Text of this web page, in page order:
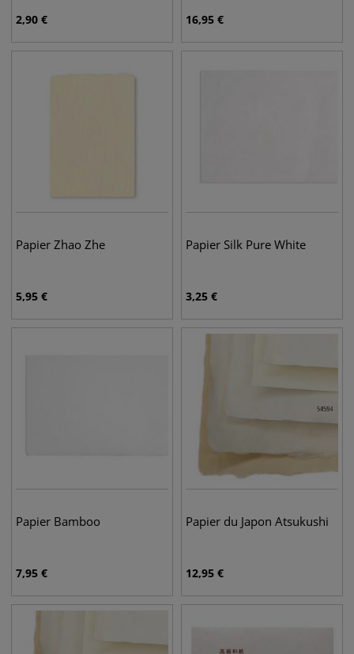
2,90 € 16,95 €
Papier Zhao Zhe
5,95 €
Papier Silk Pure White
3,25 €
Papier Bamboo
7,95 €
Papier du Japon Atsukushi
12,95 €